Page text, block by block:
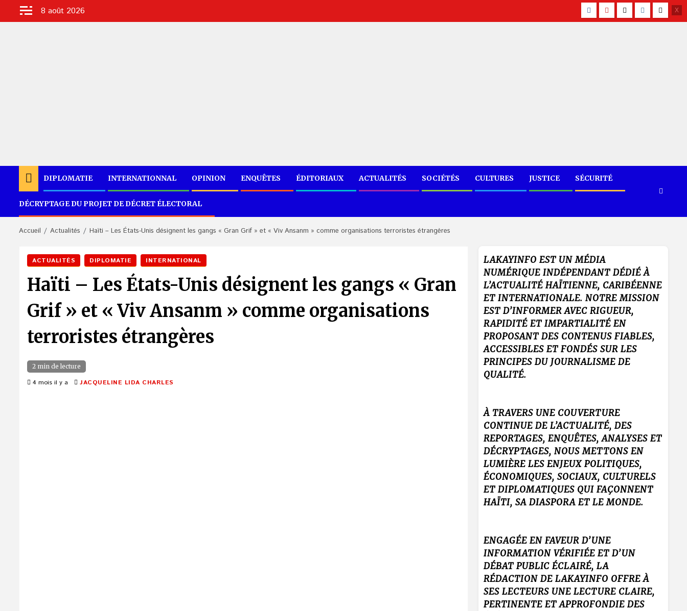
8 août 2026 facebookYoutube
X Instagram
Tiktok
DIPLOMATIE INTERNATIONNAL OPINION ENQUÊTES ÉDITORIAUX ACTUALITÉS SOCIÉTÉS CULTURES JUSTICE SÉCURITÉ
DÉCRYPTAGE DU PROJET DE DÉCRET ÉLECTORAL
Accueil Actualités Haïti – Les États-Unis désignent les gangs « Gran Grif » et « Viv Ansanm » comme organisations terroristes étrangères
ACTUALITÉS DIPLOMATIE INTERNATIONAL
Haïti – Les États-Unis désignent les gangs « Gran
Grif » et « Viv Ansanm » comme organisations
terroristes étrangères
2 min de lecture
4 mois il y a JACQUELINE LIDA CHARLES
LAKAYINFO EST UN MÉDIA
NUMÉRIQUE INDÉPENDANT DÉDIÉ À
L’ACTUALITÉ HAÏTIENNE, CARIBÉENNE
ET INTERNATIONALE. NOTRE MISSION
EST D’INFORMER AVEC RIGUEUR,
RAPIDITÉ ET IMPARTIALITÉ EN
PROPOSANT DES CONTENUS FIABLES,
ACCESSIBLES ET FONDÉS SUR LES
PRINCIPES DU JOURNALISME DE
QUALITÉ.
À TRAVERS UNE COUVERTURE
CONTINUE DE L’ACTUALITÉ, DES
REPORTAGES, ENQUÊTES, ANALYSES ET
DÉCRYPTAGES, NOUS METTONS EN
LUMIÈRE LES ENJEUX POLITIQUES,
ÉCONOMIQUES, SOCIAUX, CULTURELS
ET DIPLOMATIQUES QUI FAÇONNENT
HAÏTI, SA DIASPORA ET LE MONDE.
ENGAGÉE EN FAVEUR D’UNE
INFORMATION VÉRIFIÉE ET D’UN
DÉBAT PUBLIC ÉCLAIRÉ, LA
RÉDACTION DE LAKAYINFO OFFRE À
SES LECTEURS UNE LECTURE CLAIRE,
PERTINENTE ET APPROFONDIE DES